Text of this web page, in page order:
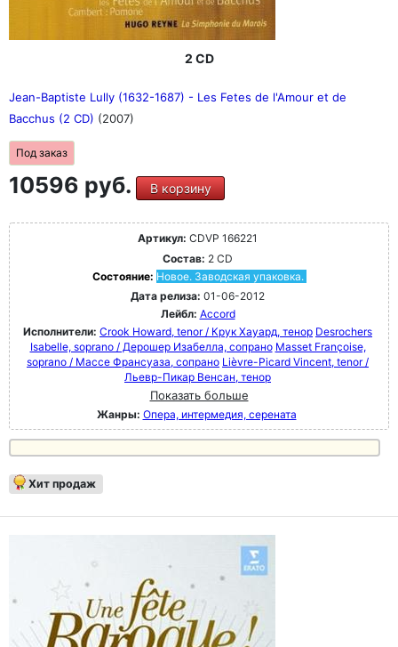
2 CD
Jean-Baptiste Lully (1632-1687) - Les Fetes de l'Amour et de
Bacchus (2 CD) (2007)
Под заказ
10596 руб. В корзину
Артикул: CDVP 166221
Состав: 2 CD
Состояние: Новое. Заводская упаковка.
Дата релиза: 01-06-2012
Лейбл: Accord
Исполнители: Crook Howard, tenor / Крук Хауард, тенор Desrochers
Isabelle, soprano / Дерошер Изабелла, сопрано Masset Françoise,
soprano / Массе Франсуаза, сопрано Lièvre-Picard Vincent, tenor /
Льевр-Пикар Венсан, тенор
Показать больше
Жанры: Опера, интермедия, серената
Хит продаж